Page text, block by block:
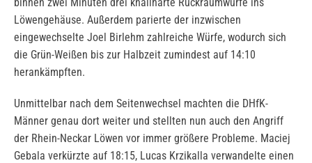
Löwengehäuse. Außerdem parierte der inzwischen
eingewechselte Joel Birlehm zahlreiche Würfe, wodurch sich
die Grün-Weißen bis zur Halbzeit zumindest auf 14:10
herankämpften.
Unmittelbar nach dem Seitenwechsel machten die DHfK-
Männer genau dort weiter und stellten nun auch den Angriff
der Rhein-Neckar Löwen vor immer größere Probleme. Maciej
Gebala verkürzte auf 18:15, Lucas Krzikalla verwandelte einen